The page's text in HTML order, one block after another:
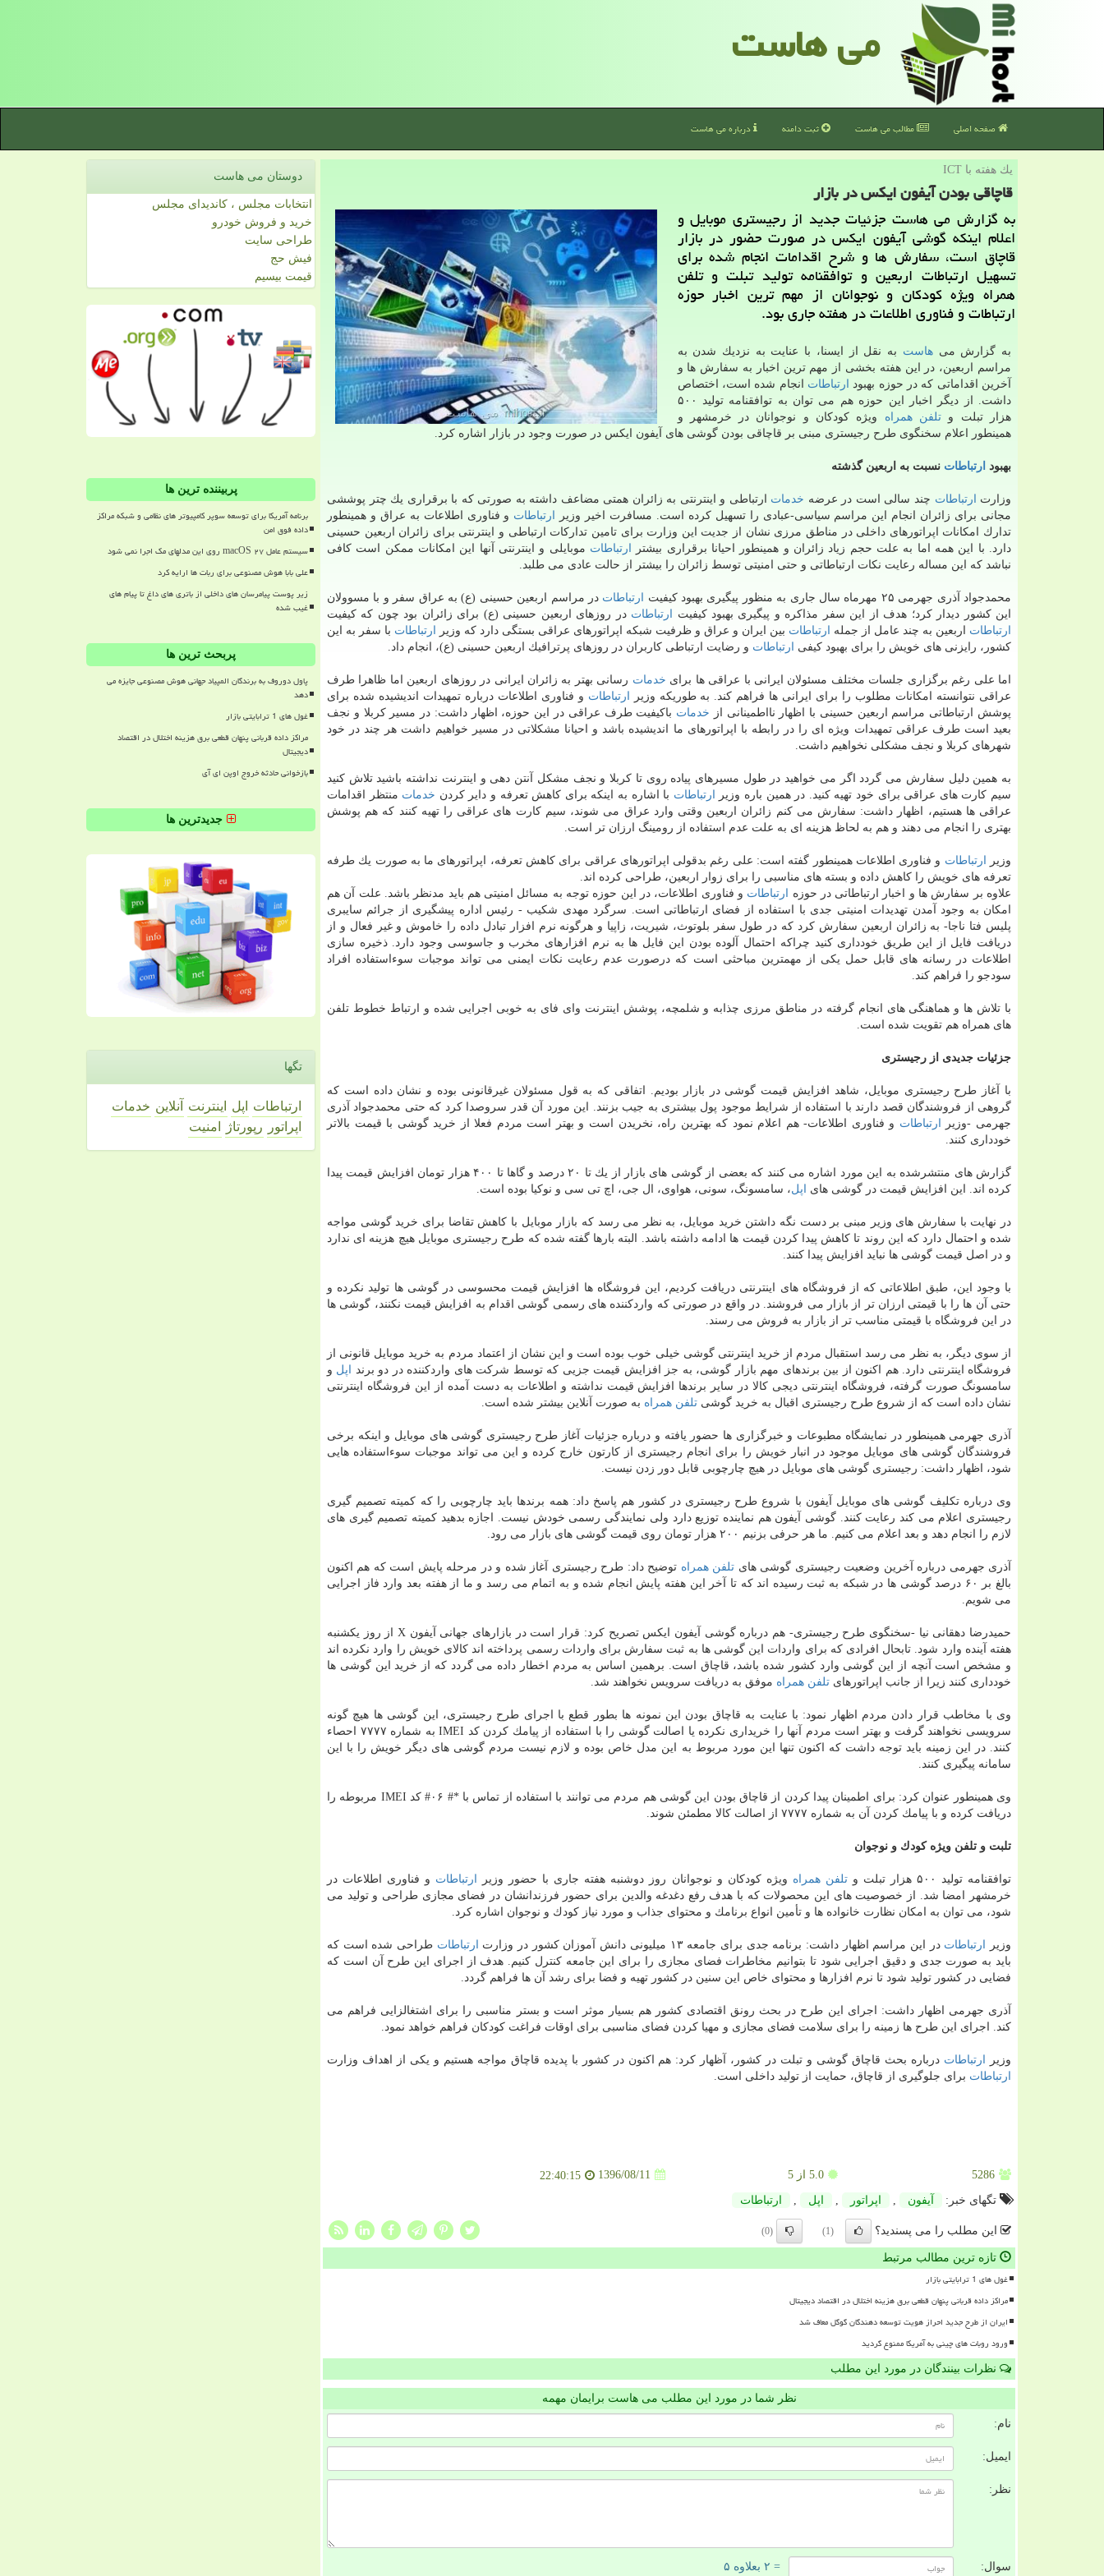
می هاست
صفحه اصلی مطالب می هاست ثبت دامنه درباره می هاست
یك هفته با ICT
قاچاقی بودن آیفون ایكس در بازار
به گزارش می هاست جزئیات جدید از رجیستری موبایل و
اعلام اینكه گوشی آیفون ایكس در صورت حضور در بازار
قاچاق است، سفارش ها و شرح اقدامات انجام شده برای
تسهیل ارتباطات اربعین و توافقنامه تولید تبلت و تلفن
همراه ویژه كودكان و نوجوانان از مهم ترین اخبار حوزه
ارتباطات و فناوری اطلاعات در هفته جاری بود.
به گزارش میهاست به نقل از ایسنا، با عنایت به نزدیك شدن به
مراسم اربعین، در این هفته بخشی از مهم ترین اخبار به سفارش ها و
آخرین اقداماتی كه در حوزه بهبود ارتباطات انجام شده است، اختصاص
داشت. از دیگر اخبار این حوزه هم می توان به توافقنامه تولید ۵۰۰
هزار تبلت و تلفن همراه ویژه كودكان و نوجوانان در خرمشهر و
همینطور اعلام سخنگوی طرح رجیستری مبنی بر قاچاقی بودن گوشی های آیفون ایكس در صورت وجود در بازار اشاره كرد.
بهبود ارتباطات نسبت به اربعین گذشته
وزارت ارتباطات چند سالی است در عرضه خدمات ارتباطی و اینترنتی به زائران همتی مضاعف داشته به صورتی كه با برقراری یك چتر پوششی
مجانی برای زائران انجام این مراسم سیاسی-عبادی را تسهیل كرده است. مسافرت اخیر وزیر
ارتباطات و فناوری اطلاعات به عراق و همینطور
تدارك امكانات اپراتورهای داخلی در مناطق مرزی نشان از جدیت این وزارت برای تامین تداركات ارتباطی و اینترنتی برای زائران اربعین حسینی
دارد. با این همه اما به علت حجم زیاد زائران و همینطور احیانا برقراری بیشتر
ارتباطات موبایلی و اینترنتی آنها این امكانات ممكن است كافی
نباشد كه این مساله رعایت نكات ارتباطاتی و حتی امنیتی توسط زائران را بیشتر از حالت عادی می طلبد.
محمدجواد آذری جهرمی ۲۵ مهرماه سال جاری به منظور پیگیری بهبود كیفیت ارتباطات در مراسم اربعین حسینی (ع) به عراق سفر و با مسوولان
این كشور دیدار كرد؛ هدف از این سفر مذاكره و پیگیری بهبود كیفیت
ارتباطات در روزهای اربعین حسینی (ع) برای زائران بود چون كه كیفیت
ارتباطات اربعین به چند عامل از جمله ارتباطات بین ایران و عراق و ظرفیت شبكه اپراتورهای عراقی بستگی دارد كه وزیر ارتباطات با سفر به این
كشور، رایزنی های خویش را برای بهبود كیفی
ارتباطات و رضایت ارتباطی كاربران در روزهای پرترافیك اربعین حسینی (ع)، انجام داد.
اما علی رغم برگزاری جلسات مختلف مسئولان ایرانی با عراقی ها برای خدمات رسانی بهتر به زائران ایرانی در روزهای اربعین اما ظاهرا طرف
عراقی نتوانسته امكانات مطلوب را برای ایرانی ها فراهم كند. به طوریكه وزیر
ارتباطات و فناوری اطلاعات درباره تمهیدات اندیشیده شده برای
پوشش ارتباطاتی مراسم اربعین حسینی با اظهار نااطمینانی از خدمات باكیفیت طرف عراقی در این حوزه، اظهار داشت: در مسیر كربلا و نجف
بعید است طرف عراقی­ تمهیدات ویژه ای را در رابطه با اپراتورهای ما اندیشیده باشد و احیانا مشكلاتی در مسیر خواهیم داشت هر چند در خود
شهرهای كربلا و نجف مشكلی نخواهیم داشت.
به همین دلیل سفارش می گردد اگر می خواهید در طول مسیرهای پیاده روی تا كربلا و نجف مشكل آنتن دهی و اینترنت نداشته باشید تلاش كنید
سیم كارت های عراقی برای خود تهیه كنید. در همین باره وزیر
ارتباطات با اشاره به اینكه برای كاهش تعرفه و دایر كردن خدمات منتظر اقدامات
عراقی ها هستیم، اظهار داشت: سفارش می كنم زائران اربعین وقتی وارد عراق می شوند، سیم كارت های عراقی را تهیه كنند كه هم پوشش
بهتری را انجام می دهند و هم به لحاظ هزینه ای به علت عدم استفاده از رومینگ ارزان تر است.
وزیر ارتباطات و فناوری اطلاعات همینطور گفته است: علی رغم بدقولی اپراتورهای عراقی برای كاهش تعرفه، اپراتورهای ما به صورت یك طرفه
تعرفه های خویش را كاهش داده و بسته های مناسبی را برای زوار اربعین، طراحی كرده اند.
علاوه بر سفارش ها و اخبار ارتباطاتی در حوزه
ارتباطات و فناوری اطلاعات، در این حوزه توجه به مسائل امنیتی هم باید مدنظر باشد. علت آن هم
امكان به وجود آمدن تهدیدات امنیتی جدی با استفاده از فضای ارتباطاتی است. سرگرد مهدی شكیب - رئیس اداره پیشگیری از جرائم سایبری
پلیس فتا ناجا- به زائران اربعین سفارش كرد كه در طول سفر بلوتوث، شیریت، زاپیا و هرگونه نرم افزار تبادل داده را خاموش و غیر فعال و از
دریافت فایل از این طریق خودداری كنید چراكه احتمال آلوده بودن این فایل ها به نرم افزارهای مخرب و جاسوسی وجود دارد. ذخیره سازی
اطلاعات در رسانه های قابل حمل یكی از مهمترین مباحثی است كه درصورت عدم رعایت نكات ایمنی می تواند موجبات سوءاستفاده افراد
سودجو را فراهم كند.
با تلاش ها و هماهنگی های انجام گرفته در مناطق مرزی چذابه و شلمچه، پوشش اینترنت وای فای به خوبی اجرایی شده و ارتباط خطوط تلفن
های همراه هم تقویت شده است.
جزئیات جدیدی از رجیستری
با آغاز طرح رجیستری موبایل، شاهد افزایش قیمت گوشی در بازار بودیم. اتفاقی كه به قول مسئولان غیرقانونی بوده و نشان داده است كه
گروهی از فروشندگان قصد دارند با استفاده از شرایط موجود پول بیشتری به جیب بزنند. این مورد آن قدر سروصدا كرد كه حتی محمدجواد آذری
جهرمی -وزیر
ارتباطات و فناوری اطلاعات- هم اعلام نمود كه بهترین راه، نخریدن است و بهتر است مردم فعلا از خرید گوشی با قیمت بالاتر
خودداری كنند.
گزارش های منتشرشده به این مورد اشاره می كنند كه بعضی از گوشی های بازار از یك تا ۲۰ درصد و گاها تا ۴۰۰ هزار تومان افزایش قیمت پیدا
كرده اند. این افزایش قیمت در گوشی های
اپل، سامسونگ، سونی، هواوی، ال جی، اچ تی سی و نوكیا بوده است.
در نهایت با سفارش های وزیر مبنی بر دست نگه داشتن خرید موبایل، به نظر می رسد كه بازار موبایل با كاهش تقاضا برای خرید گوشی مواجه
شده و احتمال دارد كه این روند تا كاهش پیدا كردن قیمت ها ادامه داشته باشد. البته بارها گفته شده كه طرح رجیستری موبایل هیچ هزینه ای ندارد
و در اصل قیمت گوشی ها نباید افزایش پیدا كنند.
با وجود این، طبق اطلاعاتی كه از فروشگاه های اینترنتی دریافت كردیم، این فروشگاه ها افزایش قیمت محسوسی در گوشی ها تولید نكرده و
حتی آن ها را با قیمتی ارزان تر از بازار می فروشند. در واقع در صورتی كه واردكننده های رسمی گوشی اقدام به افزایش قیمت نكنند، گوشی ها
در این فروشگاه با قیمتی مناسب تر از بازار به فروش می رسند.
از سوی دیگر، به نظر می رسد استقبال مردم از خرید اینترنتی گوشی خیلی خوب بوده است و این نشان از اعتماد مردم به خرید موبایل قانونی از
فروشگاه اینترنتی دارد. هم اكنون از بین برندهای مهم بازار گوشی، به جز افزایش قیمت جزیی كه توسط شركت های واردكننده در دو برند
اپل و
سامسونگ صورت گرفته، فروشگاه اینترنتی دیجی كالا در سایر برندها افزایش قیمت نداشته و اطلاعات به دست آمده از این فروشگاه اینترنتی
نشان داده است كه از شروع طرح رجیستری اقبال به خرید گوشی تلفن همراه به صورت آنلاین بیشتر شده است.
آذری جهرمی همینطور در نمایشگاه مطبوعات و خبرگزاری ها حضور یافته و درباره جزئیات آغاز طرح رجیستری گوشی های موبایل و اینكه برخی
فروشندگان گوشی های موبایل موجود در انبار خویش را برای انجام رجیستری از كارتون خارج كرده و این می تواند موجبات سوءاستفاده هایی
شود، اظهار داشت: رجیستری گوشی های موبایل در هیچ چارچوبی قابل دور زدن نیست.
وی درباره تكلیف گوشی های موبایل آیفون با شروع طرح رجیستری در كشور هم پاسخ داد: همه برندها باید چارچوبی را كه كمیته تصمیم گیری
رجیستری اعلام می كند رعایت كنند. گوشی آیفون هم نماینده توزیع دارد ولی نمایندگی رسمی خودش نیست. اجازه بدهید كمیته تصمیم گیری های
لازم را انجام دهد و بعد اعلام می كنیم. ما هر حرفی بزنیم ۲۰۰ هزار تومان روی قیمت گوشی های بازار می رود.
آذری جهرمی درباره آخرین وضعیت رجیستری گوشی های تلفن همراه توضیح داد: طرح رجیستری آغاز شده و در مرحله پایش است كه هم اكنون
بالغ بر ۶۰ درصد گوشی ها در شبكه به ثبت رسیده اند كه تا آخر این هفته پایش انجام شده و به اتمام می رسد و ما از هفته بعد وارد فاز اجرایی
می شویم.
حمیدرضا دهقانی نیا -سخنگوی طرح رجیستری- هم درباره گوشی آیفون ایكس تصریح كرد: قرار است در بازارهای جهانی آیفون X از روز یكشنبه
هفته آینده وارد شود. تابحال افرادی كه برای واردات این گوشی ها به ثبت سفارش برای واردات رسمی پرداخته اند كالای خویش را وارد نكرده اند
و مشخص است آنچه از این گوشی وارد كشور شده باشد، قاچاق است. برهمین اساس به مردم اخطار داده می گردد كه از خرید این گوشی ها
خودداری كنند زیرا از جانب اپراتورهای تلفن همراه موفق به دریافت سرویس نخواهند شد.
وی با مخاطب قرار دادن مردم اظهار نمود: با عنایت به قاچاق بودن این نمونه ها بطور قطع با اجرای طرح رجیستری، این گوشی ها هیچ گونه
سرویسی نخواهند گرفت و بهتر است مردم آنها را خریداری نكرده یا اصالت گوشی را با استفاده از پیامك كردن كد IMEI به شماره ۷۷۷۷ احصاء
كنند. در این زمینه باید توجه داشت كه اكنون تنها این مورد مربوط به این مدل خاص بوده و لازم نیست مردم گوشی های دیگر خویش را با این
سامانه پیگیری كنند.
وی همینطور عنوان كرد: برای اطمینان پیدا كردن از قاچاق بودن این گوشی هم مردم می توانند با استفاده از تماس با *# ۰۶# كد IMEI مربوطه را
دریافت كرده و با پیامك كردن آن به شماره ۷۷۷۷ از اصالت كالا مطمئن شوند.
تلبت و تلفن ویژه كودك و نوجوان
توافقنامه تولید ۵۰۰ هزار تبلت و تلفن همراه ویژه كودكان و نوجوانان روز دوشنبه هفته جاری با حضور وزیر ارتباطات و فناوری اطلاعات در
خرمشهر امضا شد. از خصوصیت های این محصولات كه با هدف رفع دغدغه والدین برای حضور فرزندانشان در فضای مجازی طراحی و تولید می
شود، می توان به امكان نظارت خانواده ها و تأمین انواع برنامك و محتوای جذاب و مورد نیاز كودك و نوجوان اشاره كرد.
وزیر ارتباطات در این مراسم اظهار داشت: برنامه جدی برای جامعه ۱۳ میلیونی دانش آموزان كشور در وزارت ارتباطات طراحی شده است كه
باید به صورت جدی و دقیق اجرایی شود تا بتوانیم مخاطرات فضای مجازی را برای این جامعه كنترل كنیم. هدف از اجرای این طرح آن است كه
فضایی در كشور تولید شود تا نرم افزارها و محتوای خاص این سنین در كشور تهیه و فضا برای رشد آن ها فراهم گردد.
آذری جهرمی اظهار داشت: اجرای این طرح در بحث رونق اقتصادی كشور هم بسیار موثر است و بستر مناسبی را برای اشتغالزایی فراهم می
كند. اجرای این طرح ها زمینه را برای سلامت فضای مجازی و مهیا كردن فضای مناسبی برای اوقات فراغت كودكان فراهم خواهد نمود.
وزیر ارتباطات درباره بحث قاچاق گوشی و تبلت در كشور، آظهار كرد: هم اكنون در كشور با پدیده قاچاق مواجه هستیم و یكی از اهداف وزارت
ارتباطات برای جلوگیری از قاچاق، حمایت از تولید داخلی است.
5286
5.0از 5 1396/08/11
22:40:15
تگهای خبر:
آیفون اپراتور اپل ارتباطات
این مطلب را می پسندید؟ (1)
(0)
تازه ترین مطالب مرتبط
غول های 1 ترابایتی بازار
مراکز داده قربانی پنهان قطعی برق هزینه اختلال در اقتصاد دیجیتال
ایران از طرح جدید احراز هویت توسعه دهندگان گوگل معاف شد
ورود روبات های چینی به آمریکا ممنوع گردید
نظرات بینندگان در مورد این مطلب
نظر شما در مورد این مطلب می هاست برایمان مهمه
نام:
ایمیل:
نظر:
سوال: = ۲ بعلاوه ۵
دوستان می هاست
انتخابات مجلس ، کاندیدای مجلس
خرید و فروش خودرو
طراحی سایت
فیش حج
قیمت بیسیم
پربیننده ترین ها
برنامه آمریکا برای توسعه سوپر کامپیوتر های نظامی و شبکه مراکز
داده فوق امن
سیستم عامل macOS ۲۷ روی این مدلهای مک اجرا نمی شود
علی بابا هوش مصنوعی برای ربات ها ارایه کرد
زیر پوست پیامرسان های داخلی از باتری های داغ تا پیام های
غیب شده
پربحث ترین ها
پاول دوروف به برندگان المپیاد جهانی هوش مصنوعی جایزه می
دهد
غول های 1 ترابایتی بازار
مراکز داده قربانی پنهان قطعی برق هزینه اختلال در اقتصاد
دیجیتال
بازخوانی حادثه خروج اوپن ای آی
جدیدترین ها
تگها
ارتباطات اپل اینترنت آنلاین خدمات
اپراتور
رپورتاژ امنیت